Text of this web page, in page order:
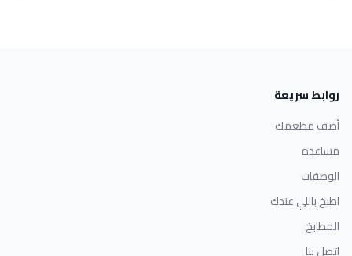
روابط سريعة
أضف مطعمك
مساعدة
الوصفات
اطبخ باللي عندك
المطابخ
اتصل بنا